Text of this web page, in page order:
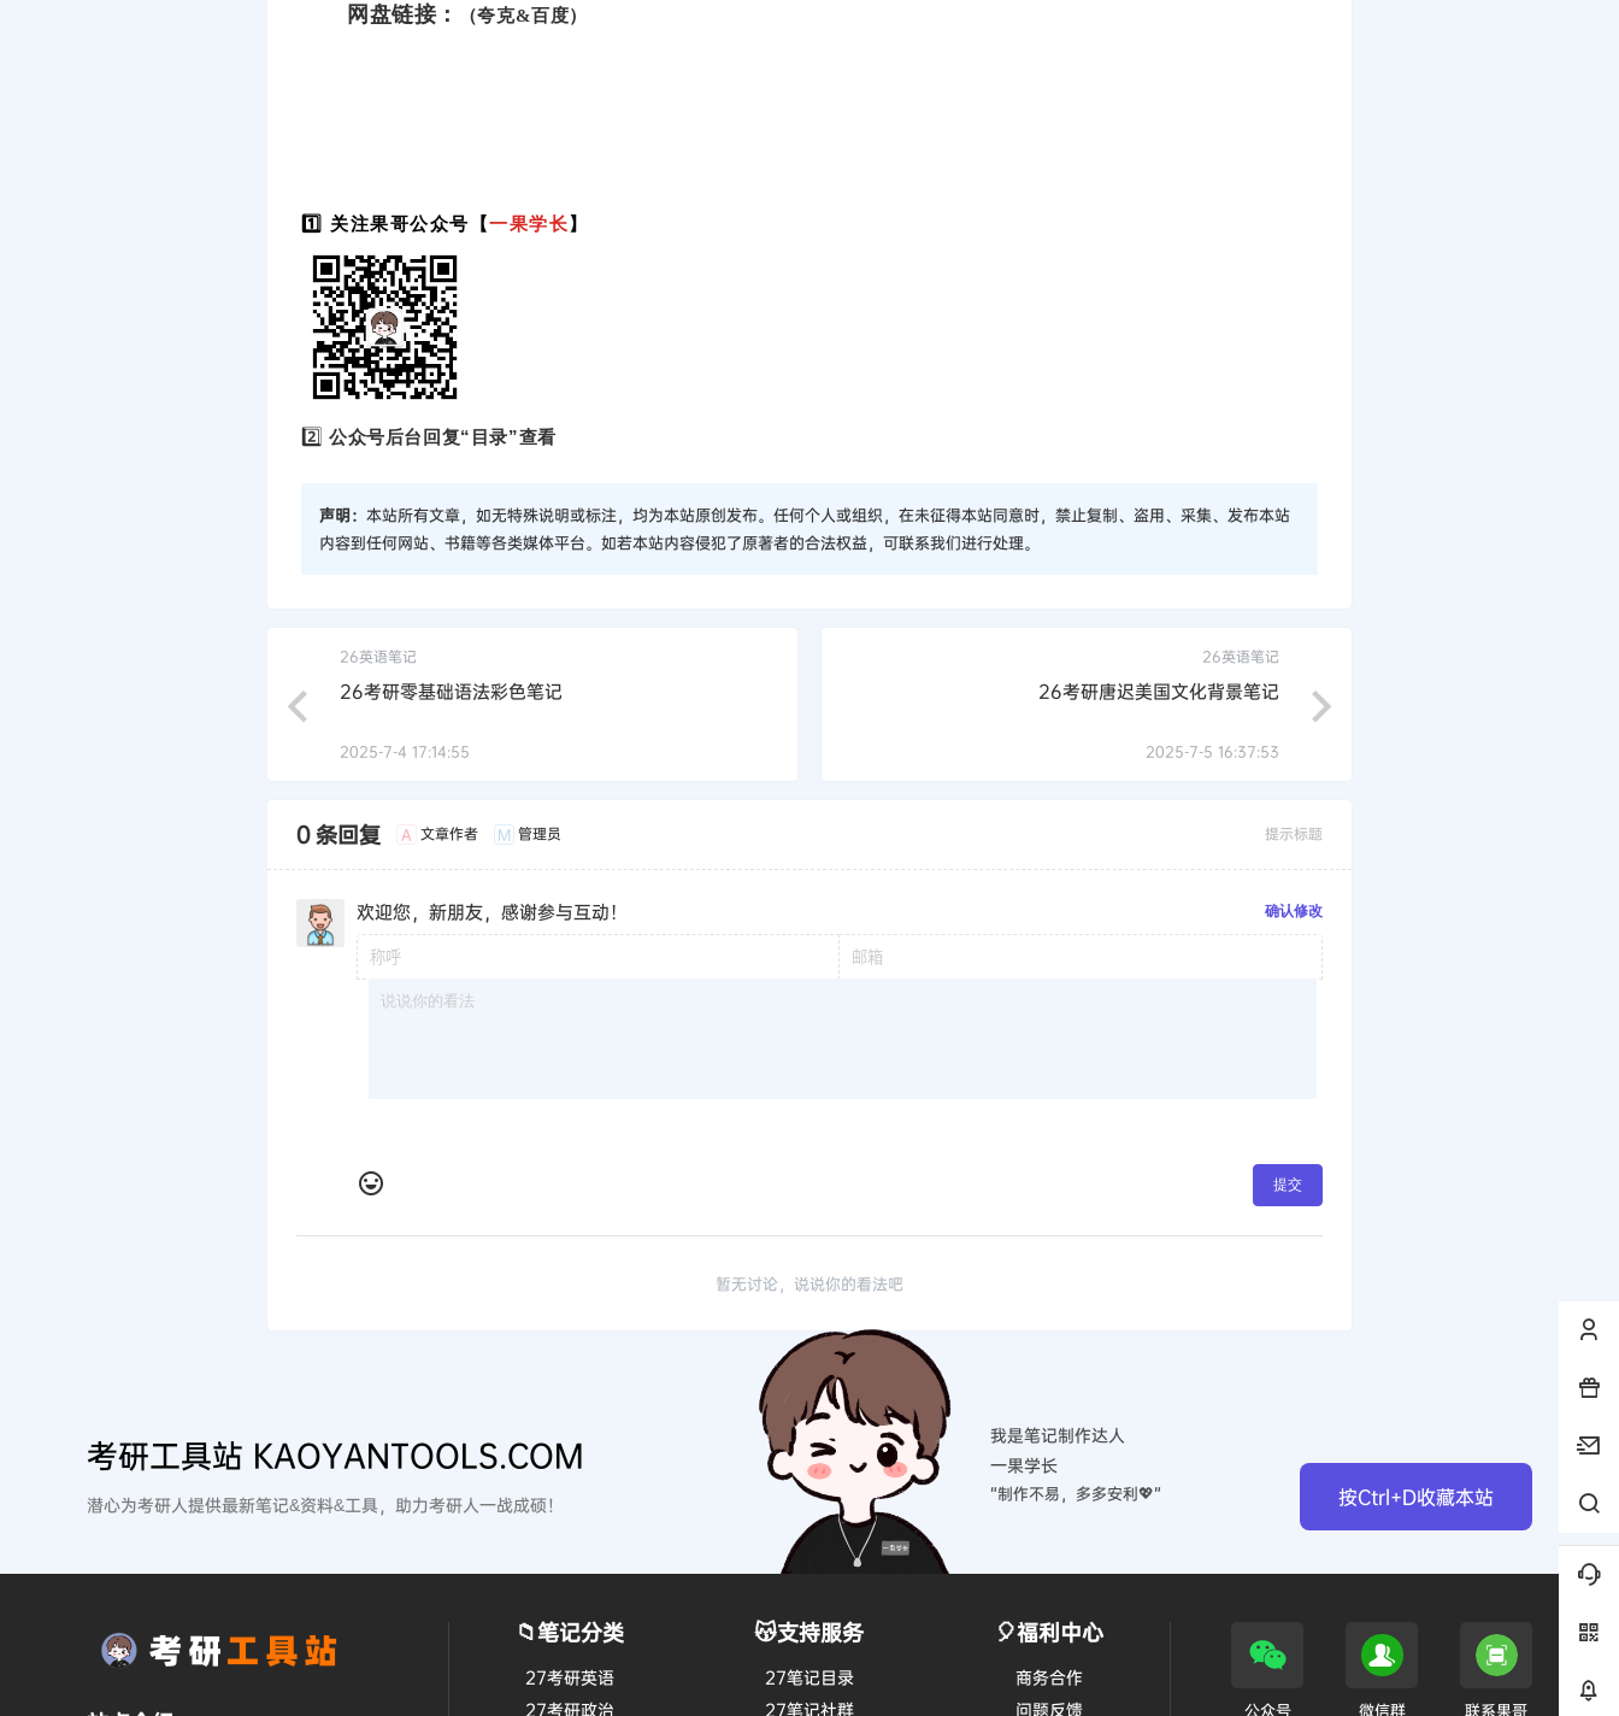
网盘链接： （夸克&百度）
1️⃣ 关注果哥公众号【一果学长】
2️⃣公众号后台回复“目录”查看
声明： 本站所有文章，如无特殊说明或标注，均为本站原创发布。任何个人或组织，在未征得本站同意时，禁止复制、盗用、采集、发布本站
内容到任何网站、书籍等各类媒体平台。如若本站内容侵犯了原著者的合法权益，可联系我们进行处理。
26英语笔记
26考研零基础语法彩色笔记
2025-7-4 17:14:55
26英语笔记
26考研唐迟美国文化背景笔记
2025-7-5 16:37:53
0 条回复 A 文章作者 M 管理员 提示标题
欢迎您，新朋友，感谢参与互动！ 确认修改
提交
暂无讨论，说说你的看法吧
考研工具站 KAOYANTOOLS.COM
潜心为考研人提供最新笔记&资料&工具，助力考研人一战成硕！ 按Ctrl+D收藏本站
我是笔记制作达人
一果学长
“制作不易，多多安利💖”
📁笔记分类
27考研英语
27考研政治
😽支持服务
27笔记目录
27笔记社群
🎈福利中心
商务合作
问题反馈
公众号 微信群 联系果哥